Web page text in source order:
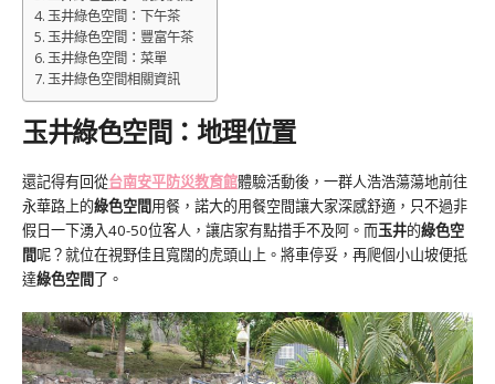
玉井綠色空間：下午茶
玉井綠色空間：豐富午茶
玉井綠色空間：菜單
玉井綠色空間相關資訊
玉井綠色空間：地理位置
還記得有回從台南安平防災教育館體驗活動後，一群人浩浩蕩蕩地前往
永華路上的綠色空間用餐，諾大的用餐空間讓大家深感舒適，只不過非
假日一下湧入40-50位客人，讓店家有點措手不及阿。而玉井的綠色空
間呢？就位在視野佳且寬闊的虎頭山上。將車停妥，再爬個小山坡便抵
達綠色空間了。